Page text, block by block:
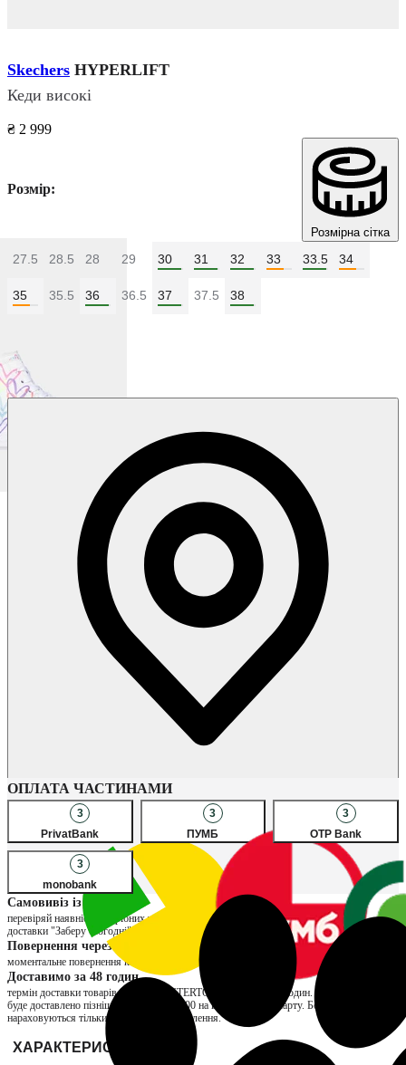
Skechers HYPERLIFT
Кеди високі
₴ 2 999
Розмір:
Розмірна сітка
27.5 28.5 28 29 30 31 32 33 33.5 34
35 35.5 36 36.5 37 37.5 38
Наявність в магазинах
ОПЛАТА ЧАСТИНАМИ
3
PrivatBank
3
ПУМБ
3
OTP Bank
3
monobank
Самовивіз із магазину
перевіряй наявність потрібних товарів в улюблених магазинах, обирай спосіб
доставки "Заберу сьогодні" та сплачуй за товар вже при отриманні
Повернення через магазин
моментальне повернення коштів та можливість обміну на інший розмір
Доставимо за 48 годин
термін доставки товарів продавця INTERTOP складає до 48 годин. Якщо замовлення
буде доставлено пізніше, нарахуємо ₴200 на вашу бонусну карту. Бонуси
нараховуються тільки за отримані замовлення.
ХАРАКТЕРИСТИКИ